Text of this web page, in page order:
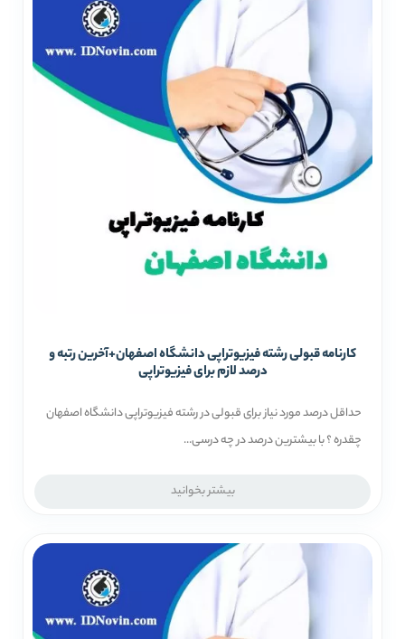
کارنامه قبولی رشته فیزیوتراپی دانشگاه اصفهان+آخرین رتبه و
درصد لازم برای فیزیوتراپی
حداقل درصد مورد نیاز برای قبولی در رشته فیزیوتراپی دانشگاه اصفهان
چقدره ؟ با بیشترین درصد در چه درسی...
بیشتر بخوانید